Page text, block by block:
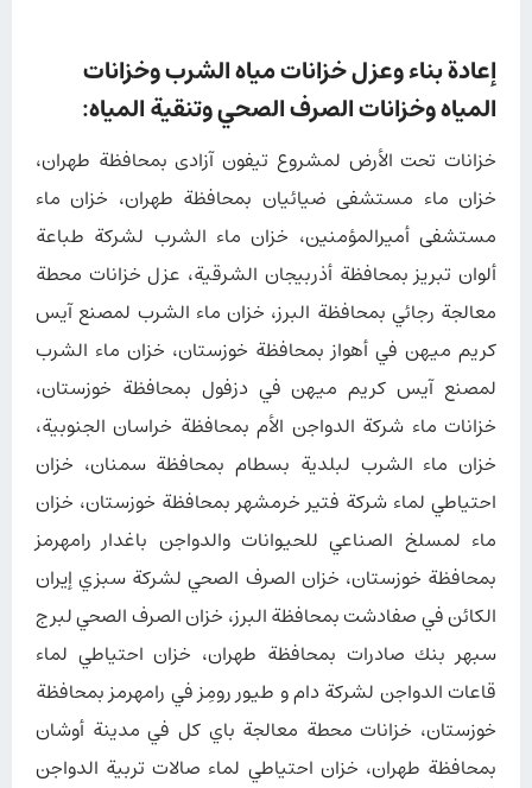
إعادة بناء وعزل خزانات مياه الشرب وخزانات
المياه وخزانات الصرف الصحي وتنقية المياه:
خزانات تحت الأرض لمشروع تیفون آزادی بمحافظة طهران،
خزان ماء مستشفى ضیائیان بمحافظة طهران، خزان ماء
مستشفى أمیرالمؤمنین، خزان ماء الشرب لشركة طباعة
ألوان تبریز بمحافظة أذربیجان الشرقیة، عزل خزانات محطة
معالجة رجائي بمحافظة البرز، خزان ماء الشرب لمصنع آيس
كريم میهن في أهواز بمحافظة خوزستان، خزان ماء الشرب
لمصنع آيس كريم میهن في دزفول بمحافظة خوزستان،
خزانات ماء شركة الدواجن الأم بمحافظة خراسان الجنوبیة،
خزان ماء الشرب لبلدیة بسطام بمحافظة سمنان، خزان
احتیاطي لماء شركة فتیر خرمشهر بمحافظة خوزستان، خزان
ماء لمسلخ الصناعي للحیوانات والدواجن باغدار رامهرمز
بمحافظة خوزستان، خزان الصرف الصحي لشركة سبزي إيران
الكائن في صفادشت بمحافظة البرز، خزان الصرف الصحي لبرج
سبهر بنك صادرات بمحافظة طهران، خزان احتیاطي لماء
قاعات الدواجن لشركة دام و طیور رومِز في رامهرمز بمحافظة
خوزستان، خزانات محطة معالجة باي كل في مدینة أوشان
بمحافظة طهران، خزان احتیاطي لماء صالات تربية الدواجن